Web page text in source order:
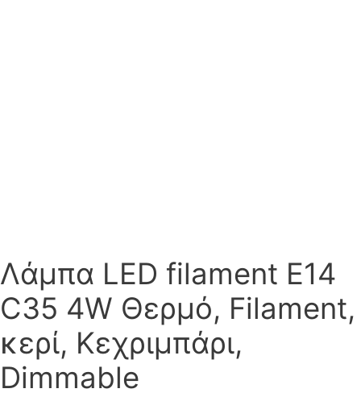
Λάμπα LED filament E14
C35 4W Θερμό, Filament,
κερί, Κεχριμπάρι,
Dimmable